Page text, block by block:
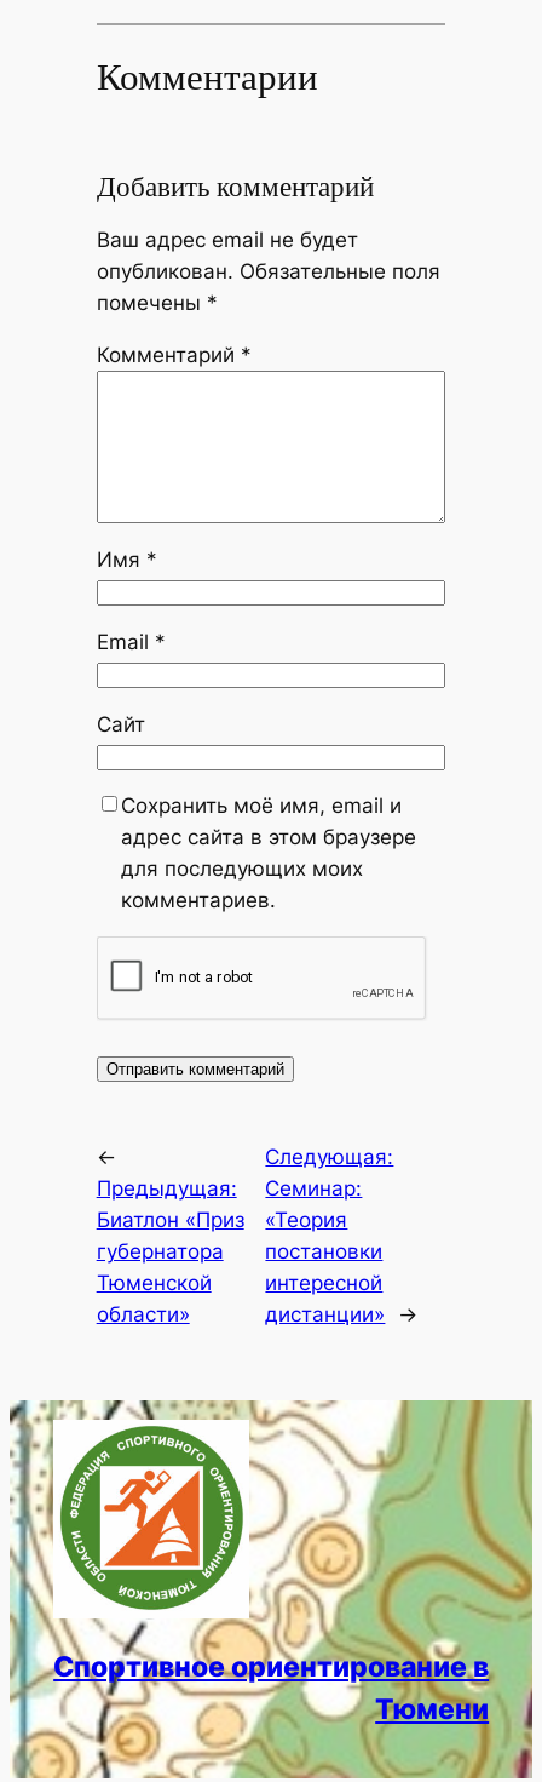
Комментарии
Добавить комментарий
Ваш адрес email не будет
опубликован. Обязательные поля
помечены *
Комментарий *
Имя *
Email *
Сайт
Сохранить моё имя, email и
адрес сайта в этом браузере
для последующих моих
комментариев.
←
Предыдущая:
Биатлон «Приз
губернатора
Тюменской
области»
Следующая:
Семинар:
«Теория
постановки
интересной
дистанции»
→
Спортивное ориентирование в
Тюмени